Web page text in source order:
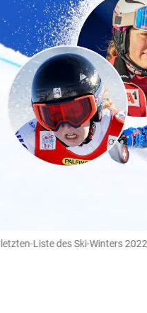
Liste des Ski-Winters